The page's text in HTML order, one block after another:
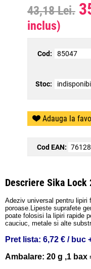
43,18 Lei.
inclus)
Cod: 85047
Stoc: indisponibil
Adauga la
Cod EAN:
Descriere Sika Lock
Adeziv universal pentru lipiri
poroase.Lipeste suprafete
poate folosisi la lipiri rapide
cauciuc, metale si alte
Pret lista: 6,72 € / buc
Ambalare: 20 g ,1 bax